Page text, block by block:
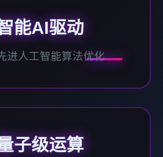
能AI驱动
进人工智能算法优化
子级运算